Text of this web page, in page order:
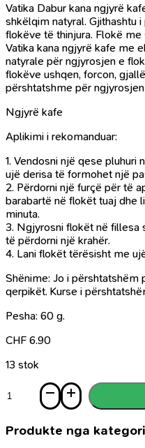
Vatika Dabur kana ngjyrë
shkëlqim natyral. Gjithashtu
flokëve të thinjura. Flokë
Vatika kana ngjyrë kafe me
natyrale për ngjyrosjen e
flokëve ushqen, forcon,
përshtatshme për
Ngjyrë kafe
Aplikimi i rekomanduar:
1. Vendosni një qese
ujë derisa të formohet një
2. Përdorni një furçë për të
barabartë në flokët tuaj dhe
minuta.
3. Ngjyrosni flokët në fillesa
të përdorni një krahër.
4. Lani flokët tërësisht me
Shënime: Jo i përshtatshëm
qerpikët. Kurse i
Pesha: 60 g.
CHF 6.90
13 stok
Kanë
flokë
Produkte nga